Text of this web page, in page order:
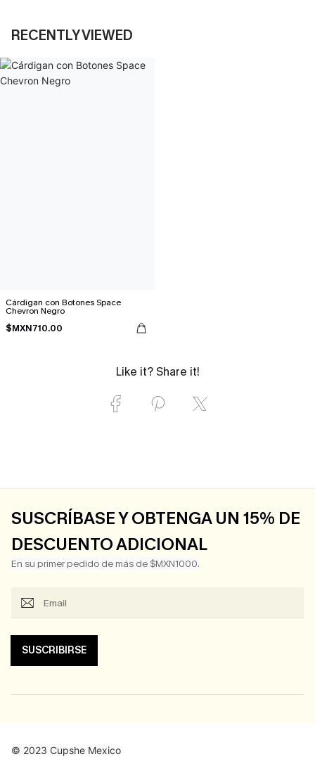
RECENTLY VIEWED
Cárdigan con Botones Space
Chevron Negro
$MXN710.00
Like it? Share it!
SUSCRÍBASE Y OBTENGA UN 15% DE
DESCUENTO ADICIONAL
En su primer pedido de más de $MXN1000.
SUSCRIBIRSE
© 2023 Cupshe Mexico